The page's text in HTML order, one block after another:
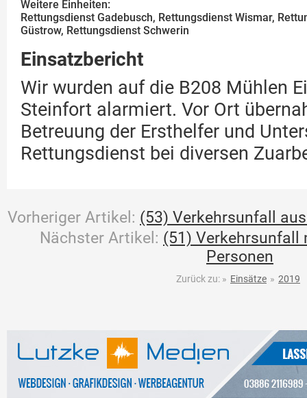
Weitere Einheiten:
Rettungsdienst Gadebusch, Rettungsdienst Wismar,
Güstrow, Rettungsdienst Schwerin
Einsatzbericht
Wir wurden auf die B208 Mühlen
Steinfort alarmiert. Vor Ort
Betreuung der Ersthelfer und
Rettungsdienst bei diversen
Vorheriger Artikel: (53) Verkehrsunfall
Nächster Artikel: (51) Verkehrsunfall
Personen
Zurück zu: » Einsätze » 2019